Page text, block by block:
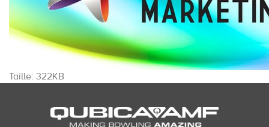
Cliquez
Taille: 322KB